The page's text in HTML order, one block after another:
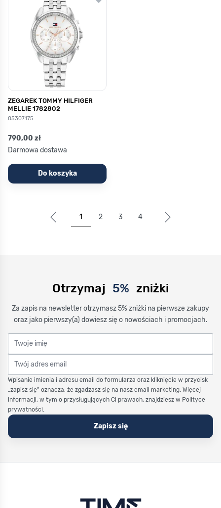
ZEGAREK TOMMY HILFIGER
MELLIE 1782802
05307175
790,00 zł
Darmowa dostawa
Do koszyka
1 2 3 4
Otrzymaj 5% zniżki
Za zapis na newsletter otrzymasz 5% zniżki na pierwsze zakupy
oraz jako pierwszy(a) dowiesz się o nowościach i promocjach.
Twoje imię
Twój adres email
Wpisanie imienia i adresu email do formularza oraz kliknięcie w przycisk
„zapisz się” oznacza, że zgadzasz się na nasz email marketing. Więcej
informacji, w tym o przysługujących Ci prawach, znajdziesz w Polityce
prywatności.
Zapisz się